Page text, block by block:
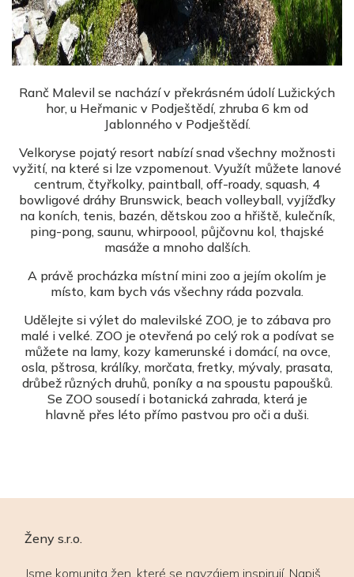
Ranč Malevil se nachází v překrásném údolí Lužických
hor, u Heřmanic v Podještědí, zhruba 6 km od
Jablonného v Podještědí.
Velkoryse pojatý resort nabízí snad všechny možnosti
vyžití, na které si lze vzpomenout. Využít můžete lanové
centrum, čtyřkolky, paintball, off-roady, squash, 4
bowligové dráhy Brunswick, beach volleyball, vyjížďky
na koních, tenis, bazén, dětskou zoo a hřiště, kulečník,
ping-pong, saunu, whirpoool, půjčovnu kol, thajské
masáže a mnoho dalších.
A právě procházka místní mini zoo a jejím okolím je
místo, kam bych vás všechny ráda pozvala.
Udělejte si výlet do malevilské ZOO, je to zábava pro
malé i velké. ZOO je otevřená po celý rok a podívat se
můžete na lamy, kozy kamerunské i domácí, na ovce,
osla, pštrosa, králíky, morčata, fretky, mývaly, prasata,
drůbež různých druhů, poníky a na spoustu papoušků.
Se ZOO sousedí i botanická zahrada, která je
hlavně přes léto přímo pastvou pro oči a duši.
Ženy s.r.o.
Jsme komunita žen, které se navzájem inspirují. Napiš